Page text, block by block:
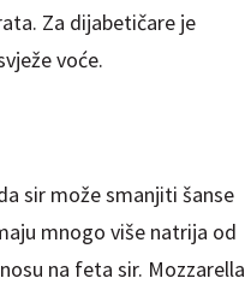
Za dijabetičare je
voće.
sir može smanjiti šanse
mnogo više natrija od
na feta sir. Mozzarella